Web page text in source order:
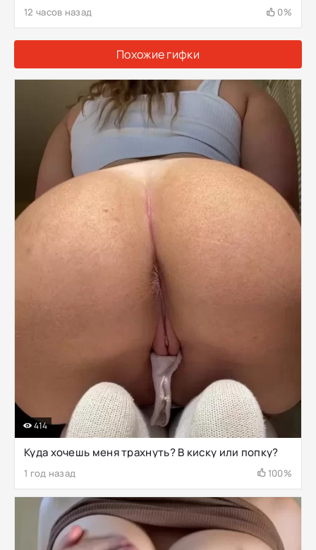
12 часов назад 0%
Похожие гифки
Куда хочешь меня трахнуть? В киску или попку?
1 год назад 100%
414